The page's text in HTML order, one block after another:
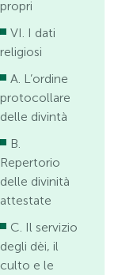
propri
VI. I dati
religiosi
A. L’ordine
protocollare
delle divintà
B.
Repertorio
delle divinità
attestate
C. Il servizio
degli dèi, il
culto e le